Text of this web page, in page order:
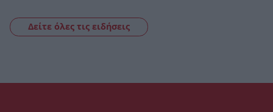
Δείτε όλες τις ειδήσεις